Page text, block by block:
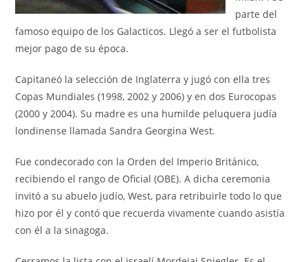
parte del
famoso equipo de los Galacticos. Llegó a ser el futbolista
mejor pago de su época.
Capitaneó la selección de Inglaterra y jugó con ella tres
Copas Mundiales (1998, 2002 y 2006) y en dos Eurocopas
(2000 y 2004). Su madre es una humilde peluquera judía
londinense llamada Sandra Georgina West.
Fue condecorado con la Orden del Imperio Británico,
recibiendo el rango de Oficial (OBE). A dicha ceremonia
invitó a su abuelo judío, West, para retribuirle todo lo que
hizo por él y contó que recuerda vivamente cuando asistía
con él a la sinagoga.